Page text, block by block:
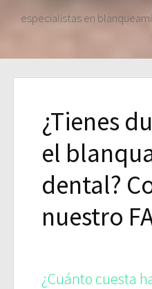
especialistas en
¿Tienes
el
dental?
nuestro
¿Cuánto cuesta